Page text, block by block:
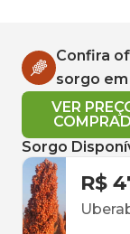
Confira
sorgo em
VER
Sorgo
R$